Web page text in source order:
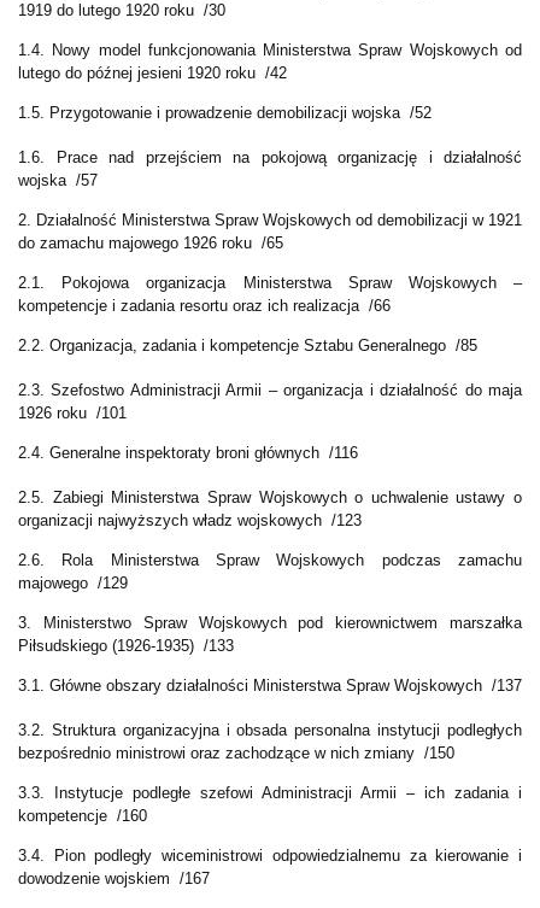
1919 do lutego 1920 roku /30
1.4. Nowy model funkcjonowania Ministerstwa Spraw Wojskowych od
lutego do późnej jesieni 1920 roku /42
1.5. Przygotowanie i prowadzenie demobilizacji wojska /52
1.6. Prace nad przejściem na pokojową organizację i działalność
wojska /57
2. Działalność Ministerstwa Spraw Wojskowych od demobilizacji w 1921
do zamachu majowego 1926 roku /65
2.1. Pokojowa organizacja Ministerstwa Spraw Wojskowych –
kompetencje i zadania resortu oraz ich realizacja /66
2.2. Organizacja, zadania i kompetencje Sztabu Generalnego /85
2.3. Szefostwo Administracji Armii – organizacja i działalność do maja
1926 roku /101
2.4. Generalne inspektoraty broni głównych /116
2.5. Zabiegi Ministerstwa Spraw Wojskowych o uchwalenie ustawy o
organizacji najwyższych władz wojskowych /123
2.6. Rola Ministerstwa Spraw Wojskowych podczas zamachu
majowego /129
3. Ministerstwo Spraw Wojskowych pod kierownictwem marszałka
Piłsudskiego (1926-1935) /133
3.1. Główne obszary działalności Ministerstwa Spraw Wojskowych /137
3.2. Struktura organizacyjna i obsada personalna instytucji podległych
bezpośrednio ministrowi oraz zachodzące w nich zmiany /150
3.3. Instytucje podległe szefowi Administracji Armii – ich zadania i
kompetencje /160
3.4. Pion podległy wiceministrowi odpowiedzialnemu za kierowanie i
dowodzenie wojskiem /167